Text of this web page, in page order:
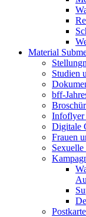
Material
Studien
bff-
Infoflyer
Digitale
Frauen